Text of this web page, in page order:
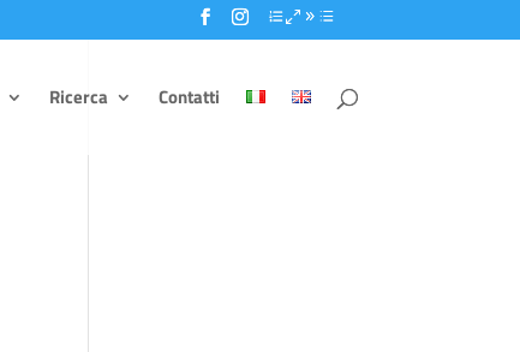
Ricerca Contatti